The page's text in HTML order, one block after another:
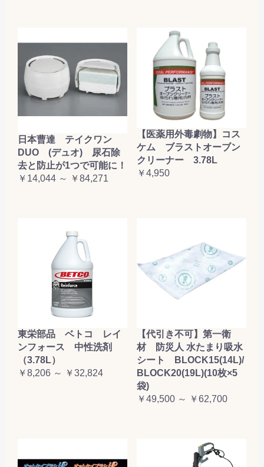
日本曹達 テイクワン
DUO (デュオ) 尿石除
去と防止が1つで可能に！
￥14,044 ～ ￥84,271
【医薬用外毒劇物】コス
ケム ブラストオーブン
クリーナー 3.78L
￥4,950
東栄部品 ベトコ レイ
ンフォース 中性洗剤
（3.78L）
￥8,206 ～ ￥32,824
【代引き不可】第一衛
材 防災人 水たまり吸水
シート BLOCK15(14L)/
BLOCK20(19L)(10枚×5
袋)
￥49,500 ～ ￥62,700